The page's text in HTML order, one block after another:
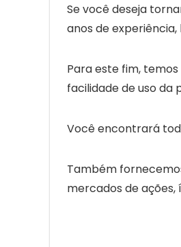
Se você deseja
anos de experiência,
Para este fim,
facilidade de uso
Você encontrará
Também
mercados de